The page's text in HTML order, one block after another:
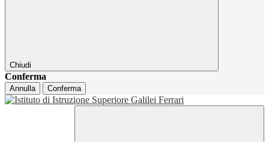
Chiudi
Conferma
Annulla Conferma